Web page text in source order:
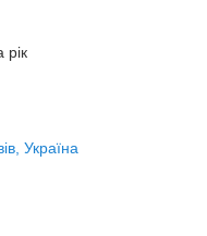
рік
Україна